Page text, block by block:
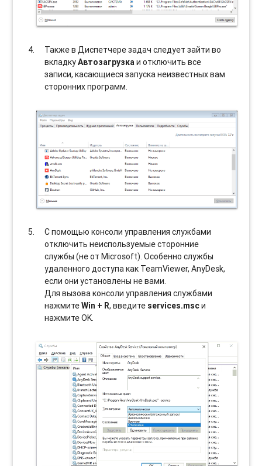
Также в Диспетчере задач следует зайти во
вкладкуАвтозагрузкаи отключить все
записи, касающиеся запуска неизвестных вам
сторонних программ.
С помощью консоли управления службами
отключить неиспользуемые сторонние
службы (не от Microsoft). Особенно службы
удаленного доступа как TeamViewer, AnyDesk,
если они установлены не вами.
Для вызова консоли управления службами
нажмитеWin + R, введите services.mscи
нажмите OK.